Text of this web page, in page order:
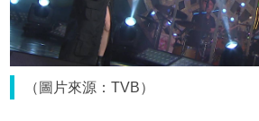
（圖片來源：TVB）